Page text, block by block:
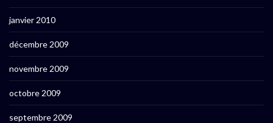
janvier 2010
décembre 2009
novembre 2009
octobre 2009
septembre 2009